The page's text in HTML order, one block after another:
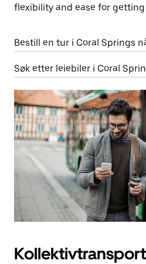
flexibility and ease for
Bestill en tur i Coral Springs
Søk etter leiebiler i Coral
Kollektivtransport